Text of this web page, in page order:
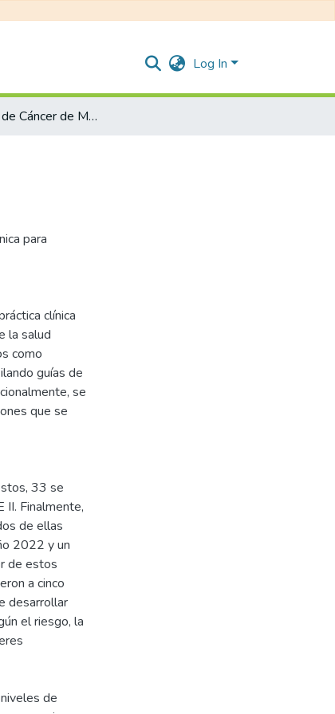
Log In
Tamización de Cáncer de Mama
para
clínica
la salud
como
guías de
se
que se
33 se
II. Finalmente,
de ellas
2022 y un
de estos
a cinco
desarrollar
el riesgo, la
de